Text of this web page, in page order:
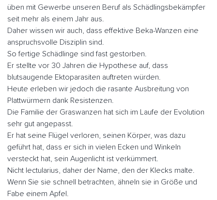
üben mit Gewerbe unseren Beruf als Schädlingsbekämpfer
seit mehr als einem Jahr aus.
Daher wissen wir auch, dass effektive Beka-Wanzen eine
anspruchsvolle Disziplin sind.
So fertige Schädlinge sind fast gestorben.
Er stellte vor 30 Jahren die Hypothese auf, dass
blutsaugende Ektoparasiten auftreten würden.
Heute erleben wir jedoch die rasante Ausbreitung von
Plattwürmern dank Resistenzen.
Die Familie der Graswanzen hat sich im Laufe der Evolution
sehr gut angepasst.
Er hat seine Flügel verloren, seinen Körper, was dazu
geführt hat, dass er sich in vielen Ecken und Winkeln
versteckt hat, sein Augenlicht ist verkümmert.
Nicht lectularius, daher der Name, den der Klecks malte.
Wenn Sie sie schnell betrachten, ähneln sie in Größe und
Fabe einem Apfel.